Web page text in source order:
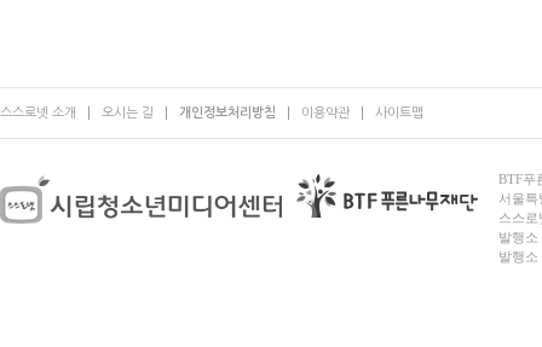
스스로넷 소개 오시는 길 개인정보처리방침 이용약관 사이트맵
BTF푸
서울
스스로
발행소
발행소